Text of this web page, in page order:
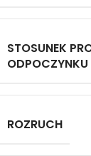
STOSUNEK
ROZRUCH